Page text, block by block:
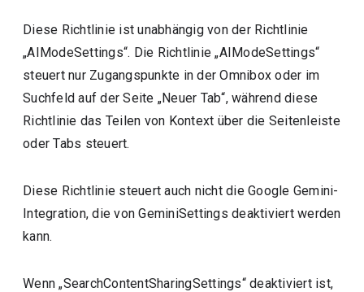
Diese Richtlinie ist unabhängig von der Richtlinie
„AIModeSettings“. Die Richtlinie „AIModeSettings“
steuert nur Zugangspunkte in der Omnibox oder im
Suchfeld auf der Seite „Neuer Tab“, während diese
Richtlinie das Teilen von Kontext über die Seitenleiste
oder Tabs steuert.
Diese Richtlinie steuert auch nicht die Google Gemini-
Integration, die von GeminiSettings deaktiviert werden
kann.
Wenn „SearchContentSharingSettings“ deaktiviert ist,